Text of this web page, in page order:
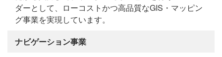
ダーとして、ローコストかつ高品質なGIS・マッピン
グ事業を実現しています。
ナビゲーション事業